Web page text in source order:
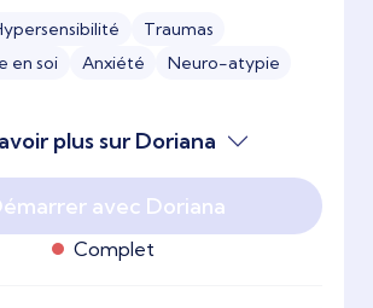
Traumas
en soi
Anxiété Neuro-atypie
plus sur Doriana
avec Doriana
Complet